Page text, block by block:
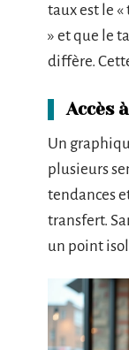
taux est le
» et que le
diffère.
Accès
Un
plusieurs
tendances
transfert.
un point